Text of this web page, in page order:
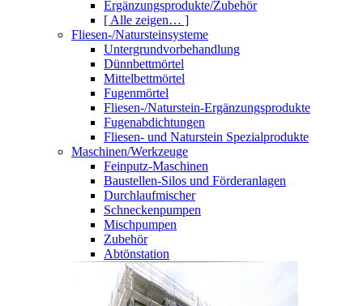
Ergänzungsprodukte/Zubehör
[ Alle zeigen… ]
Fliesen-/Natursteinsysteme
Untergrundvorbehandlung
Dünnbettmörtel
Mittelbettmörtel
Fugenmörtel
Fliesen-/Naturstein-Ergänzungsprodukte
Fugenabdichtungen
Fliesen- und Naturstein Spezialprodukte
Maschinen/Werkzeuge
Feinputz-Maschinen
Baustellen-Silos und Förderanlagen
Durchlaufmischer
Schneckenpumpen
Mischpumpen
Zubehör
Abtönstation